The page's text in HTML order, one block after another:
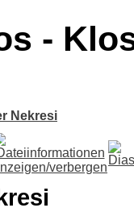
-
Nekresi